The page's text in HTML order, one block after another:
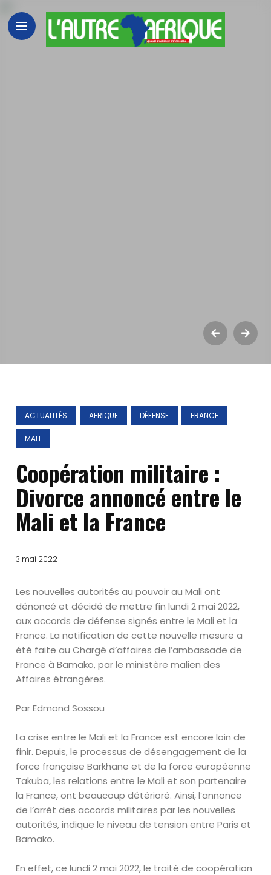
ACTUALITÉS AFRIQUE DÉFENSE FRANCE
MALI
Coopération militaire :
Divorce annoncé entre le
Mali et la France
3 mai 2022
Les nouvelles autorités au pouvoir au Mali ont
dénoncé et décidé de mettre fin lundi 2 mai 2022,
aux accords de défense signés entre le Mali et la
France. La notification de cette nouvelle mesure a
été faite au Chargé d’affaires de l’ambassade de
France à Bamako, par le ministère malien des
Affaires étrangères.
Par Edmond Sossou
La crise entre le Mali et la France est encore loin de
finir. Depuis, le processus de désengagement de la
force française Barkhane et de la force européenne
Takuba, les relations entre le Mali et son partenaire
la France, ont beaucoup détérioré. Ainsi, l’annonce
de l’arrêt des accords militaires par les nouvelles
autorités, indique le niveau de tension entre Paris et
Bamako.
En effet, ce lundi 2 mai 2022, le traité de coopération